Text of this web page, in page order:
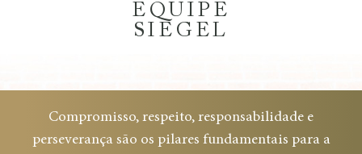
EQUIPE
SIEGEL
Compromisso, respeito, responsabilidade e
perseverança são os pilares fundamentais para a